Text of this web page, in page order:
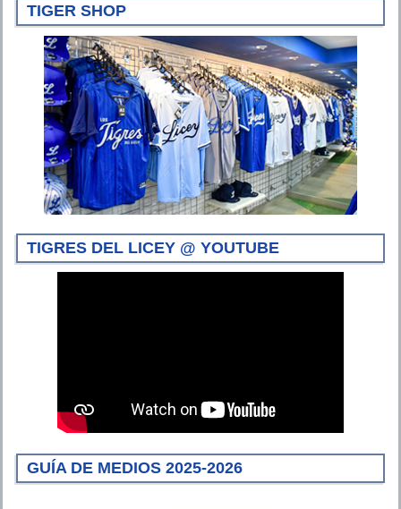
TIGER SHOP
TIGRES DEL LICEY @ YOUTUBE
GUÍA DE MEDIOS 2025-2026